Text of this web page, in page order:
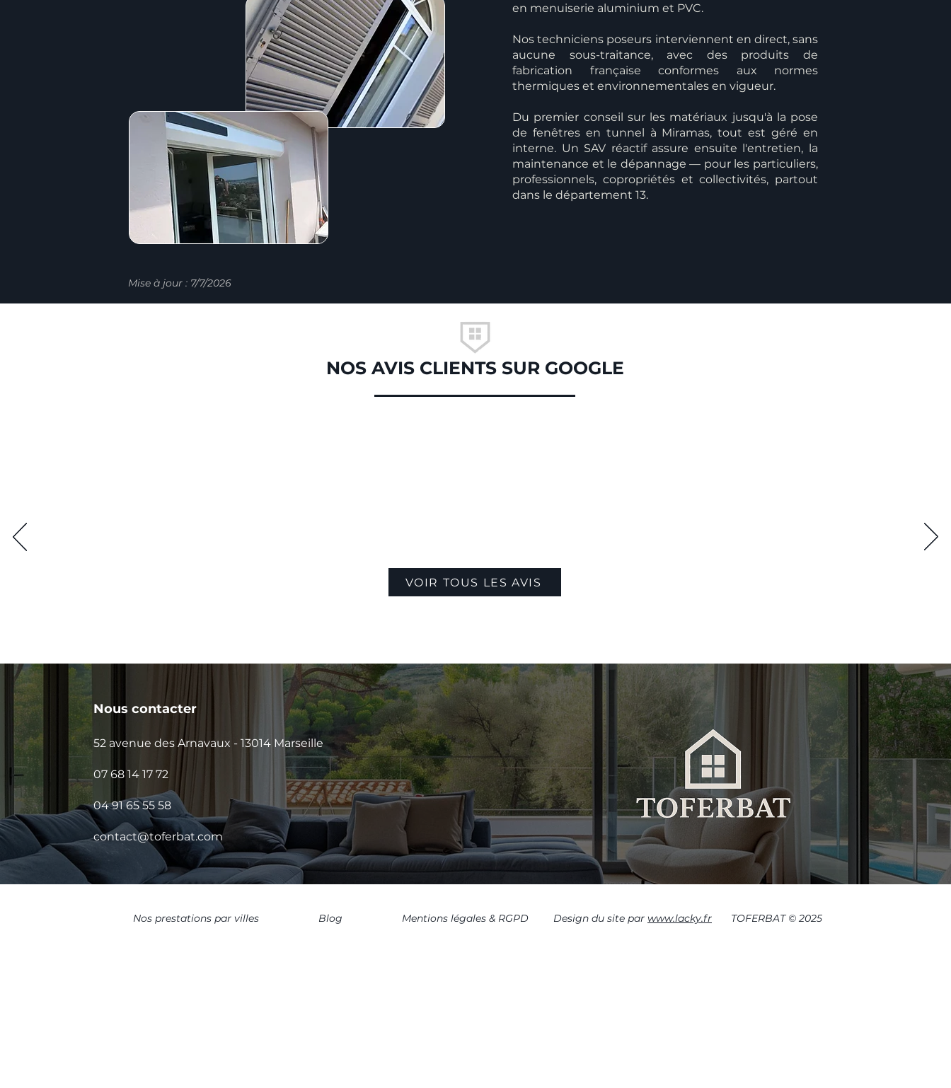
en menuiserie aluminium et PVC.
Nos techniciens poseurs interviennent en direct, sans
aucune sous-traitance, avec des produits de
fabrication française conformes aux normes
thermiques et environnementales en vigueur.
Du premier conseil sur les matériaux jusqu'à la pose
de fenêtres en tunnel à Miramas, tout est géré en
interne. Un SAV réactif assure ensuite l'entretien, la
maintenance et le dépannage — pour les particuliers,
professionnels, copropriétés et collectivités, partout
dans le département 13.
Mise à jour : 7/7/2026
NOS AVIS CLIENTS SUR GOOGLE
VOIR TOUS LES AVIS
Nous contacter
52 avenue des Arnavaux - 13014 Marseille
07 68 14 17 72
04 91 65 55 58
contact@toferbat.com
Nos prestations par villes Blog Mentions légales & RGPD Design du site par www.lacky.fr TOFERBAT © 2025